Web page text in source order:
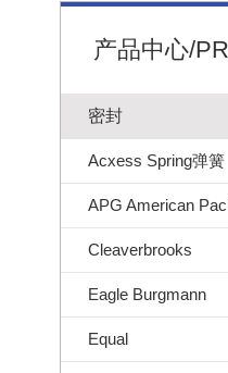
产品中心/
密封
Acxess Spring弹簧
Cleaverbrooks
Eagle Burgmann
Equal